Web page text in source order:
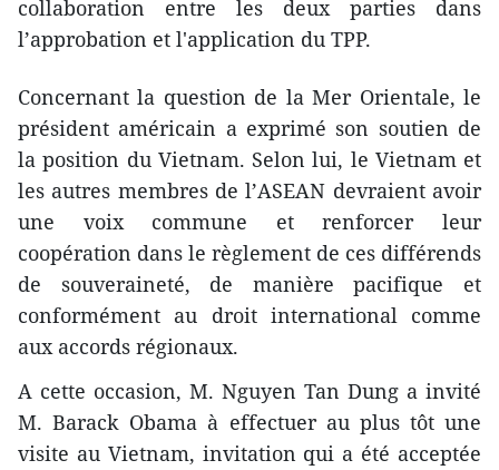
collaboration entre les deux parties dans
l’approbation et l'application du TPP.
Concernant la question ​de la Mer Orientale, le
président américain a exprimé son soutien de
la position du Vietnam. Selon lui, le Vietnam et
les autres membres de l’ASEAN devraient avoir
une voix commune et renforcer leur
coopération dans le règlement de ces différends
de souveraineté, de manière pacifique et
conformément au droit international comme
aux accords régionaux.
A cette occasion, M. Nguyen Tan Dung a invité
M. Barack Obama à effectuer au plus tôt une
visite au Vietnam, invitation qui a été acceptée